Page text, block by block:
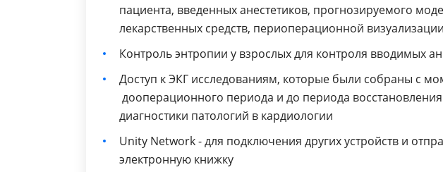
пациента, введенных анестетиков, прогнозируемого
лекарственных средств, периоперационной
Контроль энтропии у взрослых для контроля вводимых
Доступ к ЭКГ исследованиям, которые были собраны с
дооперационного периода и до периода
диагностики патологий в кардиологии
Unity Network - для подключения других устройств и
электронную книжку